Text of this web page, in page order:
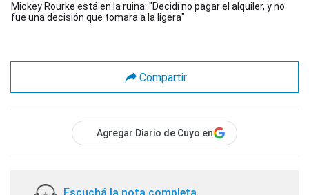
Mickey Rourke está en la ruina: "Decidí no pagar el alquiler, y no
fue una decisión que tomara a la ligera"
Compartir
Agregar Diario de Cuyo en
Escuchá la nota completa